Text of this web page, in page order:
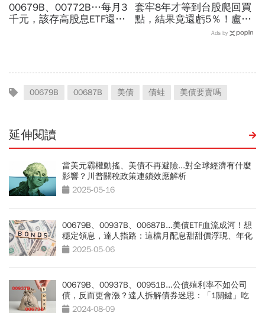
00679B、00772B…每月3
千元，該存高股息ETF還是
套牢8年才等到台股爬回買
點，結果竟還虧5％！盧燕
俐：當年賠錢教訓養成我挑
Ads by
00679B 00687B 美債 債蛙 美債要賣嗎
延伸閱讀
當美元霸權動搖、美債不再避險...對全球經濟有什麼
影響？川普關稅政策連鎖效應解析
2025-05-16
00679B、00937B、00687B...美債ETF血流成河！想
穩定領息，達人指路：這檔月配息甜甜價浮現、年化
配息率逾7%
2025-05-06
00679B、00937B、00951B...公債殖利率不如公司
債，反而更會漲？達人拆解債券迷思：「1關鍵」吃
掉利差
2024-08-09